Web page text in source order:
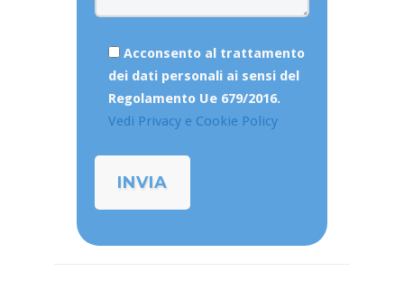
Acconsento al trattamento
dei dati personali ai sensi del
Regolamento Ue 679/2016.
Vedi Privacy e Cookie Policy